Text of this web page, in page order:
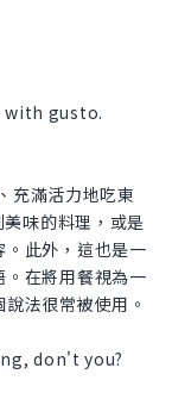
with gusto.
充滿活力地吃東
味的料理，或是
此外，這也是一
在將用餐視為一
法很常被使用。
don't you?